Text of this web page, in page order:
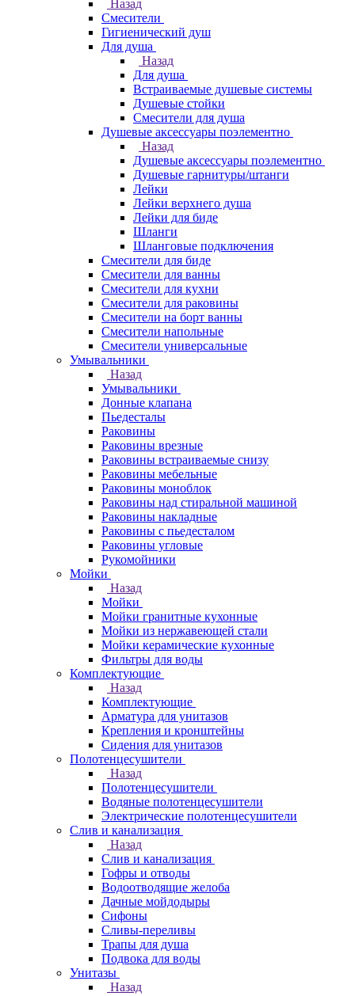
Назад
Смесители
Гигиенический душ
Для душа
Назад
Для душа
Встраиваемые душевые системы
Душевые стойки
Смесители для душа
Душевые аксессуары поэлементно
Назад
Душевые аксессуары поэлементно
Душевые гарнитуры/штанги
Лейки
Лейки верхнего душа
Лейки для биде
Шланги
Шланговые подключения
Смесители для биде
Смесители для ванны
Смесители для кухни
Смесители для раковины
Смесители на борт ванны
Смесители напольные
Смесители универсальные
Умывальники
Назад
Умывальники
Донные клапана
Пьедесталы
Раковины
Раковины врезные
Раковины встраиваемые снизу
Раковины мебельные
Раковины моноблок
Раковины над стиральной машиной
Раковины накладные
Раковины с пьедесталом
Раковины угловые
Рукомойники
Мойки
Назад
Мойки
Мойки гранитные кухонные
Мойки из нержавеющей стали
Мойки керамические кухонные
Фильтры для воды
Комплектующие
Назад
Комплектующие
Арматура для унитазов
Крепления и кронштейны
Сидения для унитазов
Полотенцесушители
Назад
Полотенцесушители
Водяные полотенцесушители
Электрические полотенцесушители
Слив и канализация
Назад
Слив и канализация
Гофры и отводы
Водоотводящие желоба
Дачные мойдодыры
Сифоны
Сливы-переливы
Трапы для душа
Подвока для воды
Унитазы
Назад